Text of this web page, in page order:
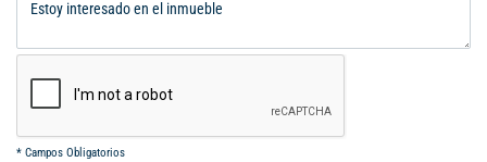
* Campos Obligatorios